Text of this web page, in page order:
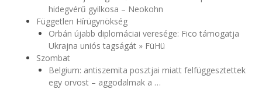
hidegvérű gyilkosa – Neokohn
Független Hírügynökség
Orbán újabb diplomáciai veresége: Fico támogatja
Ukrajna uniós tagságát » FüHü
Szombat
Belgium: antiszemita posztjai miatt felfüggesztettek
egy orvost – aggodalmak a …